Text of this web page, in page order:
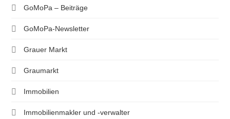
GoMoPa – Beiträge
GoMoPa-Newsletter
Grauer Markt
Graumarkt
Immobilien
Immobilienmakler und -verwalter